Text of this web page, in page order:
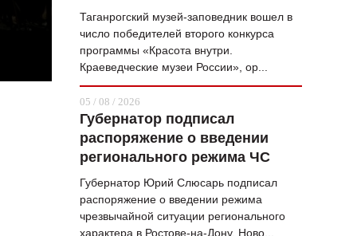
ЖУРНАЛ
Таганрогский музей-заповедник вошел в
число победителей второго конкурса
программы «Красота внутри.
Краеведческие музеи России», ор...
05 / 08 / 2026
Губернатор подписал
распоряжение о введении
регионального режима ЧС
Губернатор Юрий Слюсарь подписал
распоряжение о введении режима
чрезвычайной ситуации регионального
характера в Ростове-на-Дону, Ново...